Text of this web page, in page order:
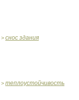
> снос здания
> теплоустойчивость